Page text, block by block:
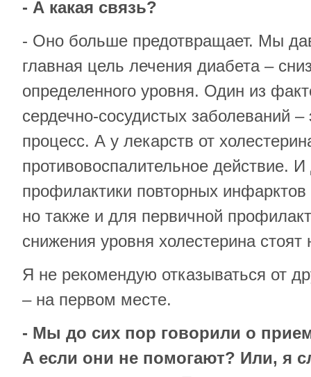
- А какая связь?
- Оно больше предотвращает. Мы
главная цель лечения диабета –
определенного уровня. Один из
сердечно-сосудистых заболеваний
процесс. А у лекарств от
противовоспалительное действие.
профилактики повторных инфарктов
но также и для первичной
снижения уровня холестерина
Я не рекомендую отказываться от
– на первом месте.
- Мы до сих пор говорили о
А если они не помогают? Или, я